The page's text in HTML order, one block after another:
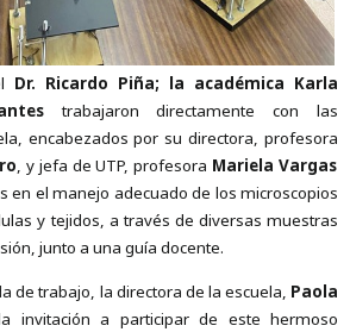
Dr. Ricardo Piña; la académica Karla
trabajaron directamente con las
encabezados por su directora, profesora
, y jefa de UTP, profesora Mariela Vargas
en el manejo adecuado de los microscopios
y tejidos, a través de diversas muestras
junto a una guía docente.
de trabajo, la directora de la escuela, Paola
invitación a participar de este hermoso